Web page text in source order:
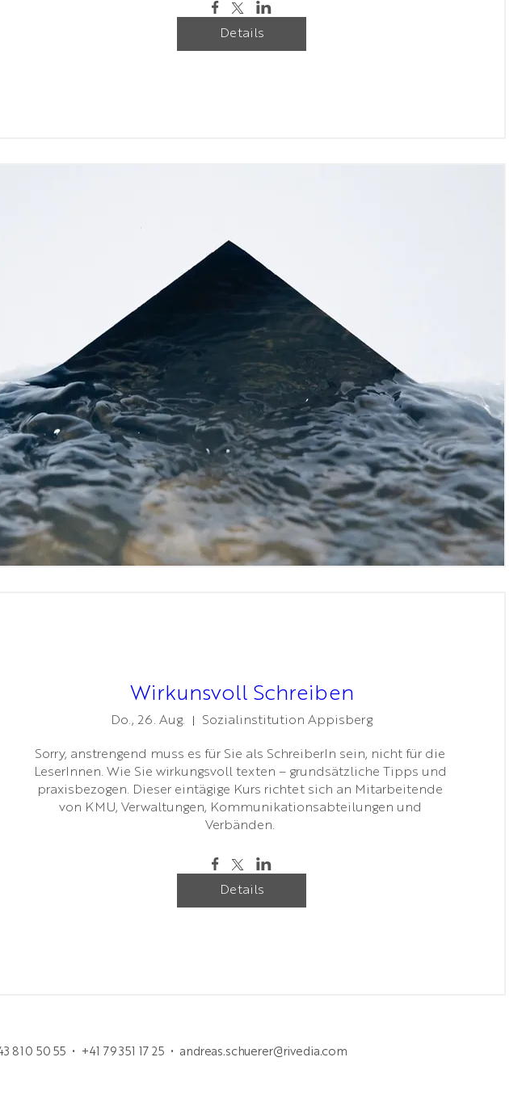
Details
Wirkunsvoll Schreiben
Do., 26. Aug. Sozialinstitution Appisberg
Sorry, anstrengend muss es für Sie als SchreiberIn sein, nicht für die
LeserInnen. Wie Sie wirkungsvoll texten – grundsätzliche Tipps und
praxisbezogen. Dieser eintägige Kurs richtet sich an Mitarbeitende
von KMU, Verwaltungen, Kommunikationsabteilungen und
Verbänden.
Details
50 55 • +41 79 351 17 25 • andreas.schuerer@rivedia.com